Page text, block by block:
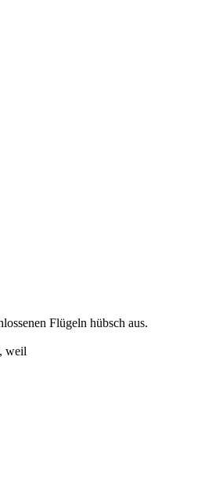
Flügeln hübsch aus.
weil